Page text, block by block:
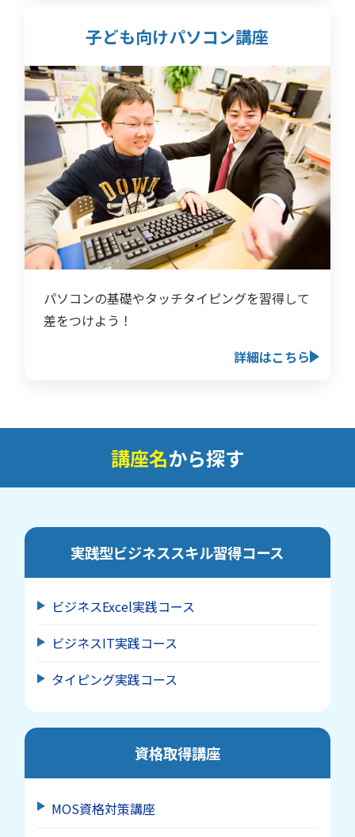
子ども向けパソコン講座
パソコンの基礎やタッチタイピングを習得して
差をつけよう！
詳細はこちら
講座名から探す
実践型ビジネススキル習得コース
ビジネスExcel実践コース
ビジネスIT実践コース
タイピング実践コース
資格取得講座
MOS資格対策講座